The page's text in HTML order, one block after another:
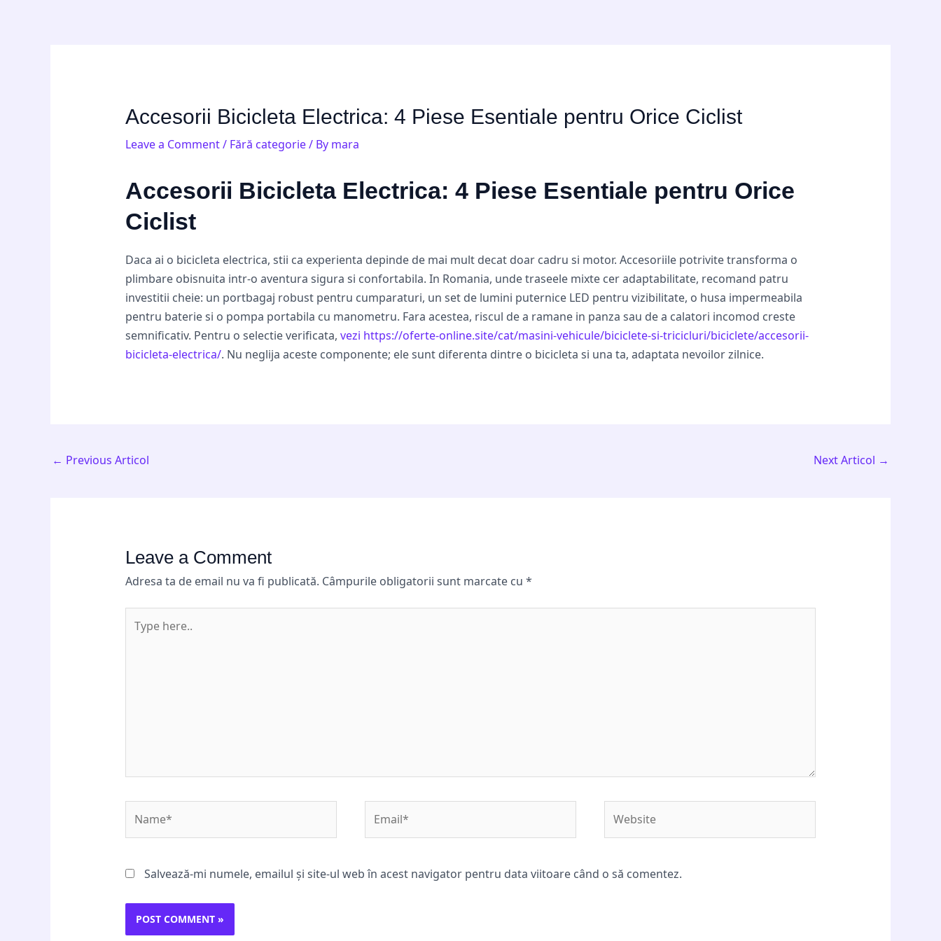
Accesorii Bicicleta Electrica: 4 Piese Esentiale pentru Orice Ciclist
Leave a Comment/ Fără categorie/ By mara
Accesorii Bicicleta Electrica: 4 Piese Esentiale pentru Orice
Ciclist
Daca ai o bicicleta electrica, stii ca experienta depinde de mai mult decat doar cadru si motor. Accesoriile potrivite transforma o
plimbare obisnuita intr-o aventura sigura si confortabila. In Romania, unde traseele mixte cer adaptabilitate, recomand patru
investitii cheie: un portbagaj robust pentru cumparaturi, un set de lumini puternice LED pentru vizibilitate, o husa impermeabila
pentru baterie si o pompa portabila cu manometru. Fara acestea, riscul de a ramane in panza sau de a calatori incomod creste
semnificativ. Pentru o selectie verificata, vezi https://oferte-online.site/cat/masini-vehicule/biciclete-si-tricicluri/biciclete/accesorii-
bicicleta-electrica/. Nu neglija aceste componente; ele sunt diferenta dintre o bicicleta si una ta, adaptata nevoilor zilnice.
← Previous Articol Next Articol →
Leave a Comment
Adresa ta de email nu va fi publicată. Câmpurile obligatorii sunt marcate cu *
here..
Salvează-mi numele, emailul și site-ul web în acest navigator pentru data viitoare când o să comentez.